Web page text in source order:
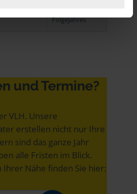
Folgejahres
und Termine?
VLH. Unsere
erstellen nicht nur Ihre
sind das ganze Jahr
alle Fristen im Blick.
Ihrer Nähe finden Sie hier: